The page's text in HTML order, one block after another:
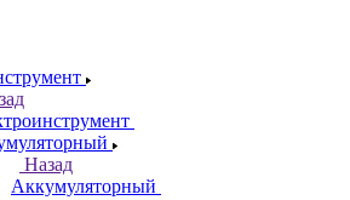
Назад
Аккумуляторный